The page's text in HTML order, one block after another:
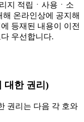
지 적립ㆍ사용ㆍ소
온라인상에 공지해
등재된 내용이 이전
우선합니다.
대한 권리)
권리는 다음 각 호와